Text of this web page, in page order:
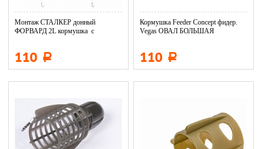
Монтаж СТАЛКЕР донный
ФОРВАРД 2L кормушка с
110 Р
Кормушка Feeder Concept фидер.
Vegas ОВАЛ БОЛЬШАЯ
110 Р